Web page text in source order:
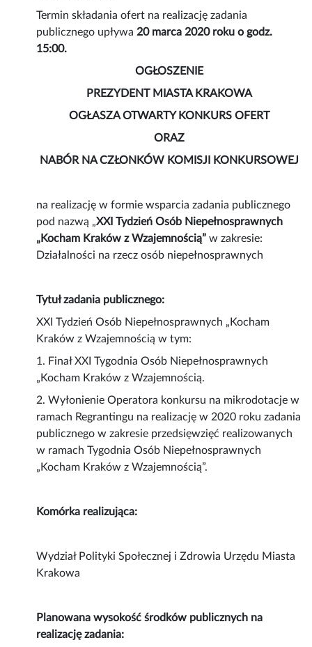
Termin składania ofert na realizację zadania
publicznego upływa 20 marca 2020 roku o godz.
15:00.
OGŁOSZENIE
PREZYDENT MIASTA KRAKOWA
OGŁASZA OTWARTY KONKURS OFERT
ORAZ
NABÓR NA CZŁONKÓW KOMISJI KONKURSOWEJ
na realizację w formie wsparcia zadania publicznego
pod nazwą „XXI Tydzień Osób Niepełnosprawnych
„Kocham Kraków z Wzajemnością” w zakresie:
Działalności na rzecz osób niepełnosprawnych
Tytuł zadania publicznego:
XXI Tydzień Osób Niepełnosprawnych „Kocham
Kraków z Wzajemnością w tym:
1. Finał XXI Tygodnia Osób Niepełnosprawnych
„Kocham Kraków z Wzajemnością.
2. Wyłonienie Operatora konkursu na mikrodotacje w
ramach Regrantingu na realizację w 2020 roku zadania
publicznego w zakresie przedsięwzięć realizowanych
w ramach Tygodnia Osób Niepełnosprawnych
„Kocham Kraków z Wzajemnością”.
Komórka realizująca:
Wydział Polityki Społecznej i Zdrowia Urzędu Miasta
Krakowa
Planowana wysokość środków publicznych na
realizację zadania: